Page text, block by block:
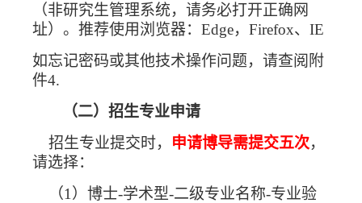
（非研究生管理系统，请务必打开正确网
址）。推荐使用浏览器： Edge， Firefox、 IE
如忘记密码或其他技术操作问题，请查阅附
件4.
（二）招生专业申请
招生专业提交时， 申请博导需提交五次，
请选择：
（1 ）博士-学术型-二级专业名称-专业验